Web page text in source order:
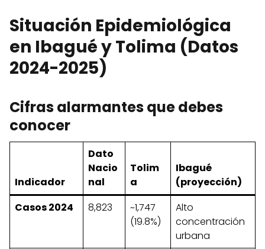
Situación Epidemiológica
en Ibagué y Tolima (Datos
2024-2025)
Cifras alarmantes que debes
conocer
Indicador
Dato
Nacio
nal
Tolim
a
Ibagué
(proyección)
Casos 2024
8,823
~1,747
(19.8%)
Alto
concentración
urbana